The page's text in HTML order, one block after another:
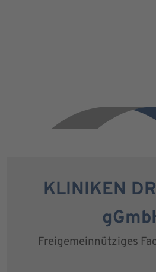
KLINIKEN
Freigemeinnütziges